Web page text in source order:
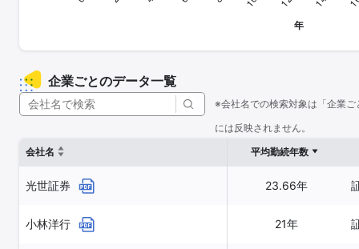
企業ごとのデータ一覧
※会社名での検索対象は「企業
には反映されません。
会社名
平均勤続年数
光世証券 23.66年
小林洋行 21年